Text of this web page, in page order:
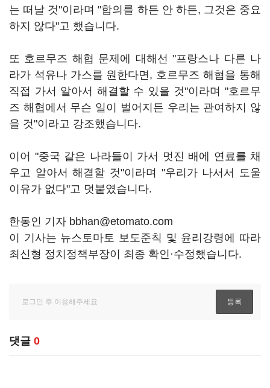
는 떠날 것"이라며 "합의를 하든 안 하든, 그것은 중요
하지 않다"고 했습니다.
또 호르무즈 해협 문제에 대해선 "프랑스나 다른 나
라가 석유나 가스를 원한다면, 호르무즈 해협을 통해
직접 가서 알아서 해결할 수 있을 것"이라며 "호르무
즈 해협에서 무슨 일이 벌어지든 우리는 관여하지 않
을 것"이라고 강조했습니다.
이어 "중국 같은 나라들이 가서 멋진 배에 연료를 채
우고 알아서 해결할 것"이라며 "우리가 나서서 도울
이유가 없다"고 덧붙였습니다.
한동인 기자 bbhan@etomato.com
이 기사는 뉴스토마토 보도준칙 및 윤리강령에 따라
최신형 정치정책부장이 최종 확인·수정했습니다.
댓글 0